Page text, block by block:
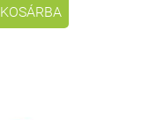
KOSÁRBA